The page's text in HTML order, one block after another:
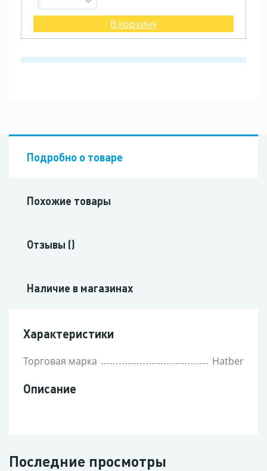
В корзину
Подробно о товаре
Похожие товары
Отзывы ()
Наличие в магазинах
Характеристики
Торговая марка Hatber
Описание
Последние просмотры